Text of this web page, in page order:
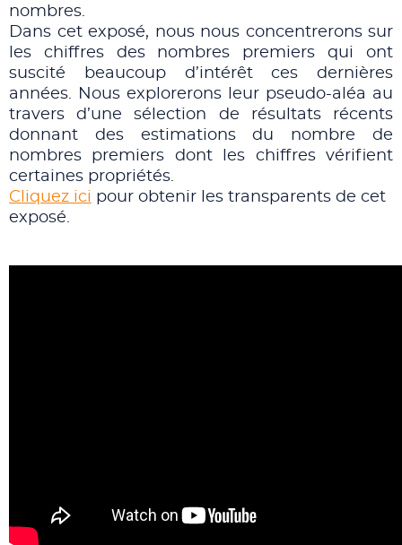
nombres.
Dans cet exposé, nous nous concentrerons sur
les chiffres des nombres premiers qui ont
suscité beaucoup d’intérêt ces dernières
années. Nous explorerons leur pseudo-aléa au
travers d’une sélection de résultats récents
donnant des estimations du nombre de
nombres premiers dont les chiffres vérifient
certaines propriétés.
Cliquez ici pour obtenir les transparents de cet
exposé.